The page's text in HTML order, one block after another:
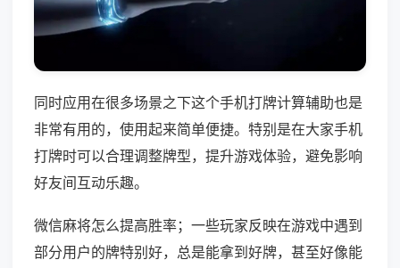
同时应用在很多场景之下这个手机打牌计算辅助也是
非常有用的，使用起来简单便捷。特别是在大家手机
打牌时可以合理调整牌型，提升游戏体验，避免影响
好友间互动乐趣。
微信麻将怎么提高胜率；一些玩家反映在游戏中遇到
部分用户的牌特别好，总是能拿到好牌，甚至好像能